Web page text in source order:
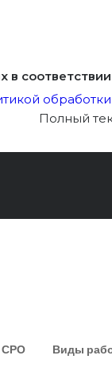
в
Полный
СРО Виды
| Категория: